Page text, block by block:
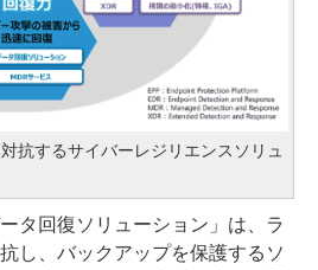
抗するサイバーレジリエンスソリュ
タ回復ソリューション」は、ラ
し、バックアップを保護するソ